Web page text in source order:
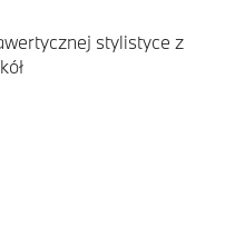
stylistyce z